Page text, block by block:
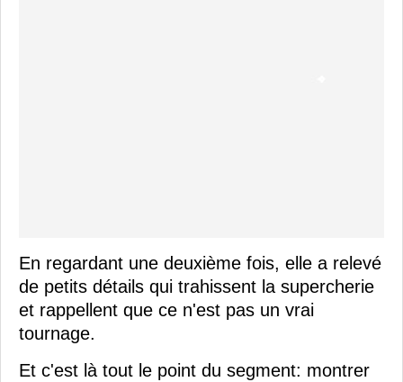
En regardant une deuxième fois, elle a relevé
de petits détails qui trahissent la supercherie
et rappellent que ce n'est pas un vrai
tournage.
Et c'est là tout le point du segment: montrer